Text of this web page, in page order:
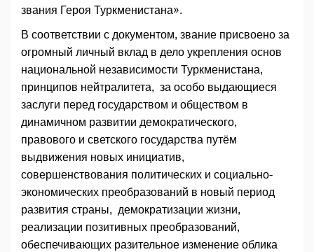
звания Героя Туркменистана».
В соответствии с документом, звание присвоено за
огромный личный вклад в дело укрепления основ
национальной независимости Туркменистана,
принципов нейтралитета, за особо выдающиеся
заслуги перед государством и обществом в
динамичном развитии демократического,
правового и светского государства путём
выдвижения новых инициатив,
совершенствования политических и социально-
экономических преобразований в новый период
развития страны, демократизации жизни,
реализации позитивных преобразований,
обеспечивающих разительное изменение облика